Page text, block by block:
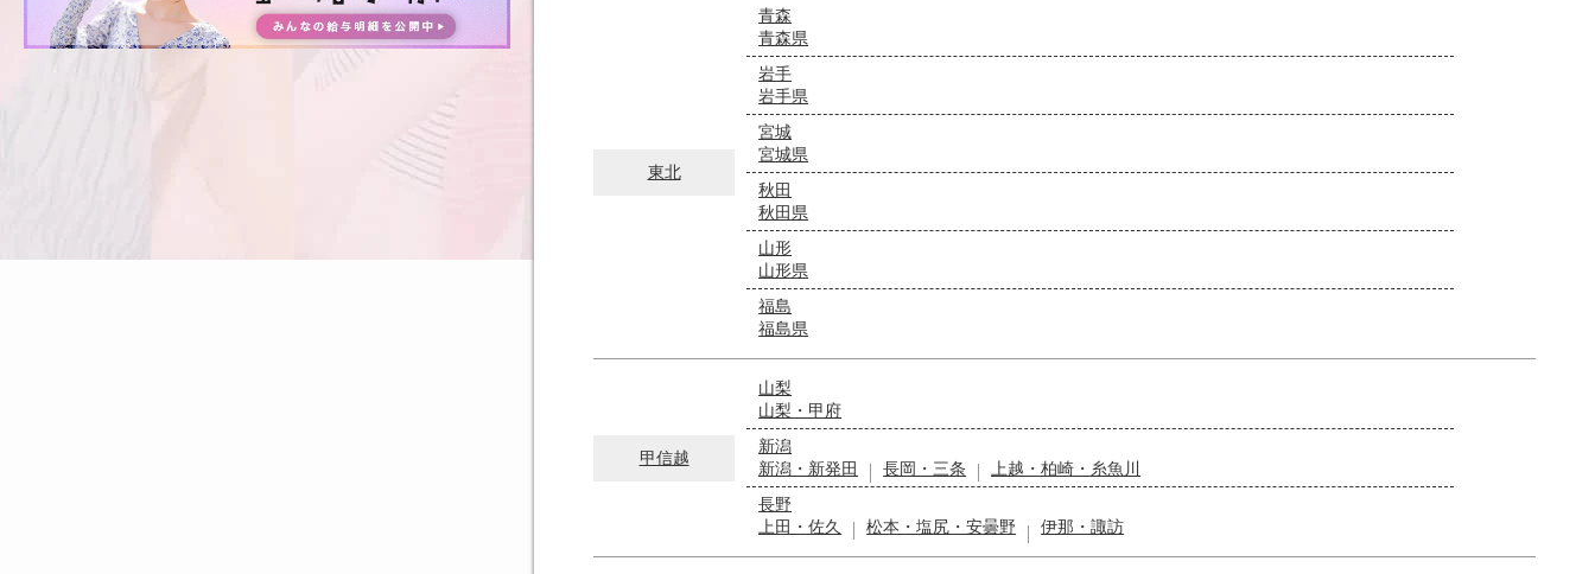
東北
青森
青森県
岩手
岩手県
宮城
宮城県
秋田
秋田県
山形
山形県
福島
福島県
甲信越
山梨
山梨・甲府
新潟
新潟・新発田
長岡・三条
上越・柏崎・糸魚川
長野
上田・佐久
松本・塩尻・安曇野 伊那・諏訪